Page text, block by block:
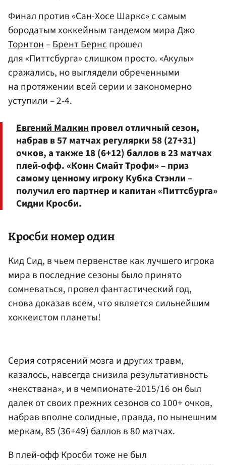
Финал против «Сан-Хосе Шаркс» с самым
бородатым хоккейным тандемом мираДжо
Торнтон–Брент Бернс прошел
для «Питтсбурга» слишком просто. «Акулы»
сражались, но выглядели обреченными
на протяжении всей серии и закономерно
уступили – 2-4.
Евгений Малкинпровел отличный сезон,
набрав в 57 матчах регулярки 58 (27+31)
очков, а также 18 (6+12) баллов в 23 матчах
плей-офф. «Конн Смайт Трофи» – приз
самому ценному игроку Кубка Стэнли –
получил его партнер и капитан «Питтсбурга»
Сидни Кросби.
Кросби номер один
Кид Сид, в чьем первенстве как лучшего игрока
мира в последние сезоны было принято
сомневаться, провел фантастический год,
снова доказав всем, что является сильнейшим
хоккеистом планеты!
Серия сотрясений мозга и других травм,
казалось, навсегда снизила результативность
«некствана», и в чемпионате-2015/16 он был
далек от своих прежних сезонов со 100+ очков,
набрав вполне солидные, правда, по нынешним
меркам, 85 (36+49) баллов в 80 матчах.
В плей-офф Кросби тоже не был